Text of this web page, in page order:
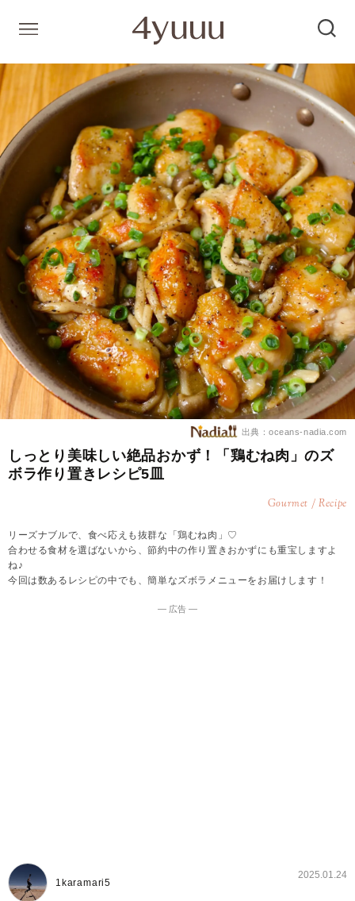
出典：oceans-nadia.com
しっとり美味しい絶品おかず！「鶏むね肉」のズ
ボラ作り置きレシピ5皿
Gourmet / Recipe
リーズナブルで、食べ応えも抜群な「鶏むね肉」♡
合わせる食材を選ばないから、節約中の作り置きおかずにも重宝しますよ
ね♪
今回は数あるレシピの中でも、簡単なズボラメニューをお届けします！
― 広告 ―
1karamari5
2025.01.24